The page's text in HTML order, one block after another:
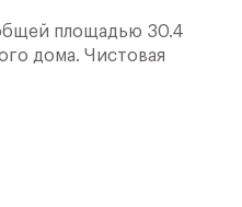
площадью 30.4
дома. Чистовая
разместить все